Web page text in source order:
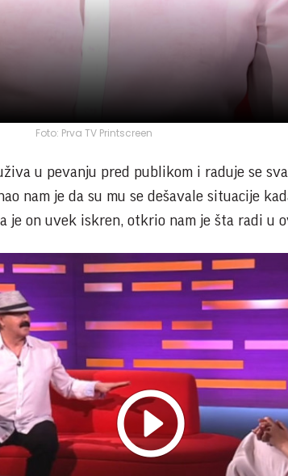
Foto: Prva TV Printscreen
u pevanju pred publikom i raduje se
nam je da su mu se dešavale situacije
je on uvek iskren, otkrio nam je šta radi u